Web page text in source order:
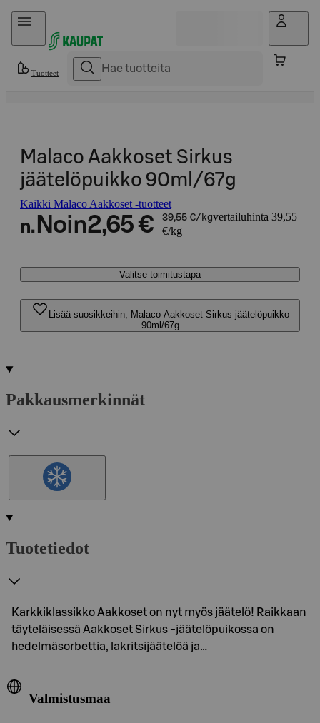
Hyppää sisältöön
Tuotteet
Malaco Aakkoset Sirkus
jäätelöpuikko 90ml/67g
Kaikki Malaco Aakkoset -tuotteet
n. Noin2,65 € 39,55 €/kgvertailuhinta 39,55
€/kg
Valitse toimitustapa
Lisää suosikkeihin, Malaco Aakkoset Sirkus jäätelöpuikko
90ml/67g
Pakkausmerkinnät
Tuotetiedot
Karkkiklassikko Aakkoset on nyt myös jäätelö! Raikkaan
täyteläisessä Aakkoset Sirkus -jäätelöpuikossa on
hedelmäsorbettia, lakritsijäätelöä ja…
Valmistusmaa